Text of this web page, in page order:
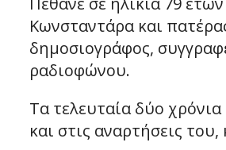
Κωνσταντάρα και
δημοσιογράφος,
ραδιοφώνου.
Τα τελευταία δύο
και στις αναρτήσεις